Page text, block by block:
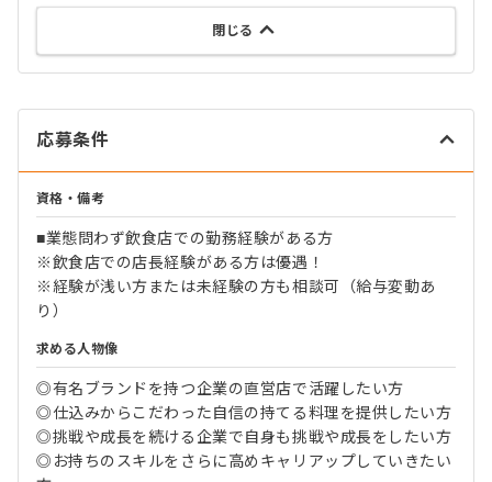
閉じる
応募条件
資格・備考
■業態問わず飲食店での勤務経験がある方
※飲食店での店長経験がある方は優遇！
※経験が浅い方または未経験の方も相談可（給与変動あ
り）
求める人物像
◎有名ブランドを持つ企業の直営店で活躍したい方
◎仕込みからこだわった自信の持てる料理を提供したい方
◎挑戦や成長を続ける企業で自身も挑戦や成長をしたい方
◎お持ちのスキルをさらに高めキャリアップしていきたい